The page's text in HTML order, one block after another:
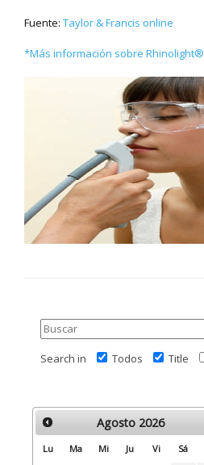
Fuente: Taylor & Francis online
*Más información sobre Rhinolight®
Search in
Todos Title
Agosto 2026
Lu Ma Mi Ju Vi Sá